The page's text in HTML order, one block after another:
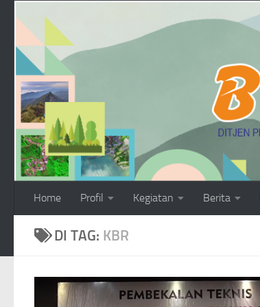
Skip to content
Home Profil Kegiatan Berita
DI TAG: KBR